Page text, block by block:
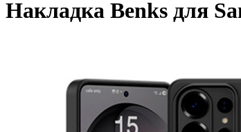
Накладка Benks для